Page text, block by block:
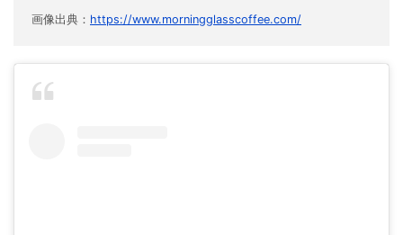
画像出典： https://www.morningglasscoffee.com/